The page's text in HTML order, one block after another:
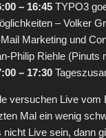
– 16:45 TYPO3
– Volker
Marketing und
Philip Riehle (Pinuts
– 17:30
versuchen Live vom
Mal ein wenig
nicht Live sein, dann